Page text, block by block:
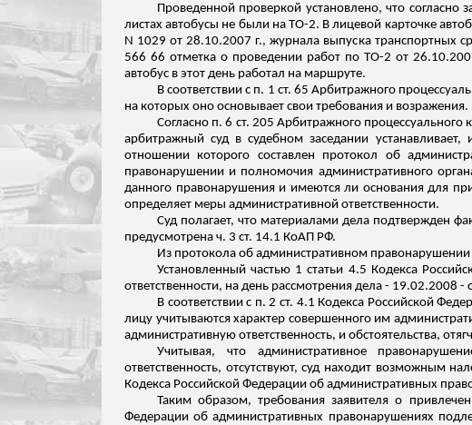
Проведенной проверкой установлено, что согласно
листах автобусы не были на ТО-2. В лицевой карточке
N 1029 от 28.10.2007 г., журнала выпуска транспортных
566 66 отметка о проведении работ по ТО-2 от
автобус в этот день работал на маршруте.
В соответствии с п. 1 ст. 65 Арбитражного
на которых оно основывает свои требования и возражения.
Согласно п. 6 ст. 205 Арбитражного
арбитражный суд в судебном заседании
отношении которого составлен протокол об
правонарушении и полномочия административного
данного правонарушения и имеются ли основания для
определяет меры административной ответственности.
Суд полагает, что материалами дела подтвержден
предусмотрена ч. 3 ст. 14.1 КоАП РФ.
Из протокола об административном
Установленный частью 1 статьи 4.5 Кодекса
ответственности, на день рассмотрения дела - 19.02.2008 -
В соответствии с п. 2 ст. 4.1 Кодекса Российской
лицу учитываются характер совершенного им
административную ответственность, и обстоятельства,
Учитывая, что административное
ответственность, отсутствуют, суд находит возможным
Кодекса Российской Федерации об административных
Таким образом, требования заявителя о
Федерации об административных правонарушениях